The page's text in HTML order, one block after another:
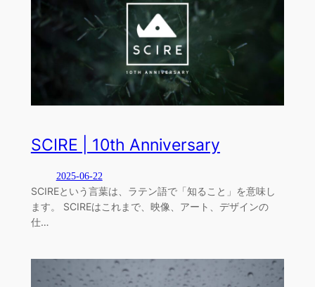
SCIRE | 10th Anniversary
2025-06-22
SCIREという言葉は、ラテン語で「知ること」を意味し
ます。 SCIREはこれまで、映像、アート、デザインの
仕…